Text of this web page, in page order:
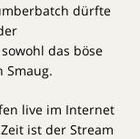
dürfte
das böse
Smaug.
live im Internet
ist der Stream